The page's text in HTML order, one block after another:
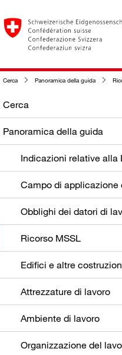
Cerca Panoramica della guida
Cerca
Panoramica della guida
Indicazioni relative alla
Campo di applicazione
Ricorso MSSL
Edifici e altre
Attrezzature di lavoro
Ambiente di lavoro
Organizzazione del